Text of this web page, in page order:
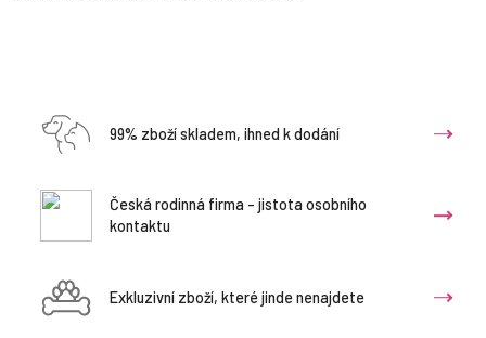
99% zboží skladem, ihned k dodání
Česká rodinná firma - jistota osobního
kontaktu
Exkluzivní zboží, které jinde nenajdete